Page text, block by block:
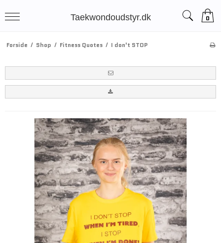
Taekwondoudstyr.dk 0
Forside / Shop / Fitness Quotes / I don't STOP